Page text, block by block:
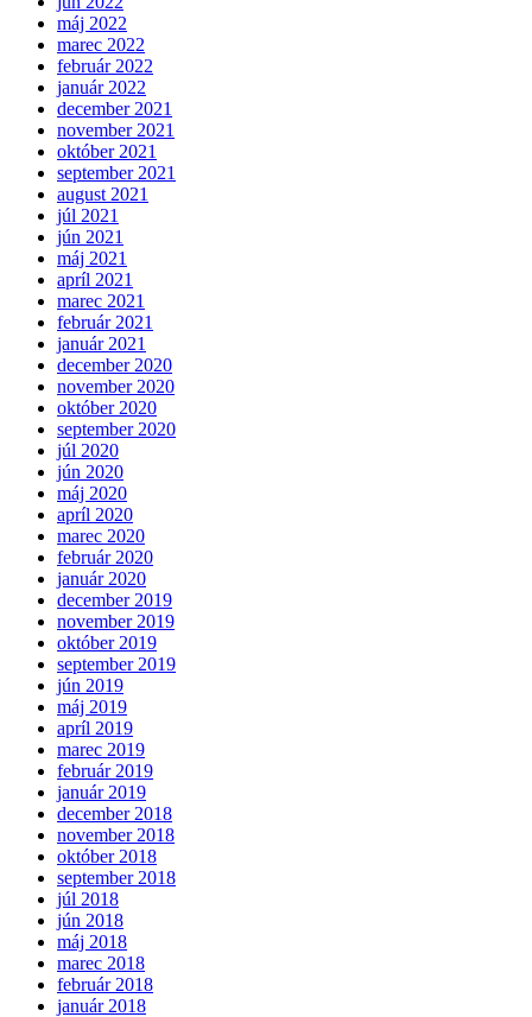
máj 2022
marec 2022
február 2022
január 2022
december 2021
november 2021
október 2021
september 2021
august 2021
júl 2021
jún 2021
máj 2021
apríl 2021
marec 2021
február 2021
január 2021
december 2020
november 2020
október 2020
september 2020
júl 2020
jún 2020
máj 2020
apríl 2020
marec 2020
február 2020
január 2020
december 2019
november 2019
október 2019
september 2019
jún 2019
máj 2019
apríl 2019
marec 2019
február 2019
január 2019
december 2018
november 2018
október 2018
september 2018
júl 2018
jún 2018
máj 2018
marec 2018
február 2018
január 2018